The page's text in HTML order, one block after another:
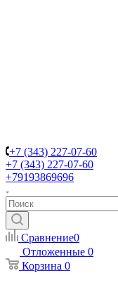
+7 (343) 227-07-60
+7 (343) 227-07-60
+79193869696
Сравнение0
Отложенные 0
Корзина 0